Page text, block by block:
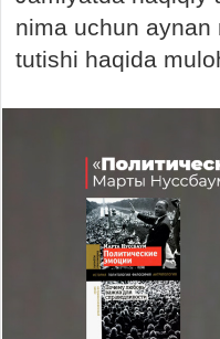
nima uchun aynan
tutishi haqida